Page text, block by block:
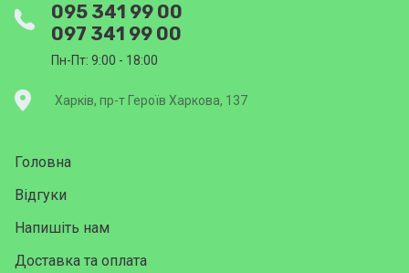
095 341 99 00
097 341 99 00
Пн-Пт: 9:00 - 18:00
Харків, пр-т Героїв Харкова, 137
Головна
Відгуки
Напишіть нам
Доставка та оплата